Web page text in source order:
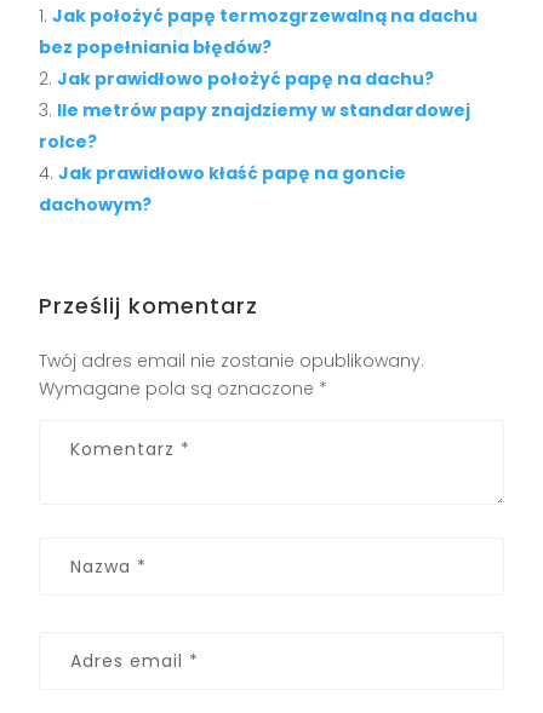
Jak położyć papę termozgrzewalną na dachu
bez popełniania błędów?
Jak prawidłowo położyć papę na dachu?
Ile metrów papy znajdziemy w standardowej
rolce?
Jak prawidłowo kłaść papę na goncie
dachowym?
Prześlij komentarz
Twój adres email nie zostanie opublikowany.
Wymagane pola są oznaczone *